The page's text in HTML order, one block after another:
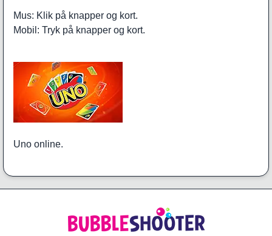
Mus: Klik på knapper og kort.
Mobil: Tryk på knapper og kort.
Uno online.